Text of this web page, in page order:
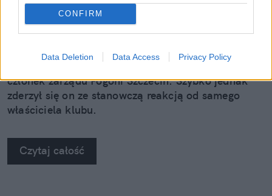
CONFIRM
Data Deletion Data Access Privacy Policy
4 sierpnia media obiegła wiadomość o śmierci
Andrzeja Morozowskiego, znanego dziennikarza,
od wielu lat związanego ze stacją TVN24.
Wyjątkowo wulgarny i skandaliczny wpis na temat
zmarłego publicysty zamieścił wówczas w sieci
członek zarządu Pogoni Szczecin. Szybko jednak
zderzył się on ze stanowczą reakcją od samego
właściciela klubu.
Czytaj całość